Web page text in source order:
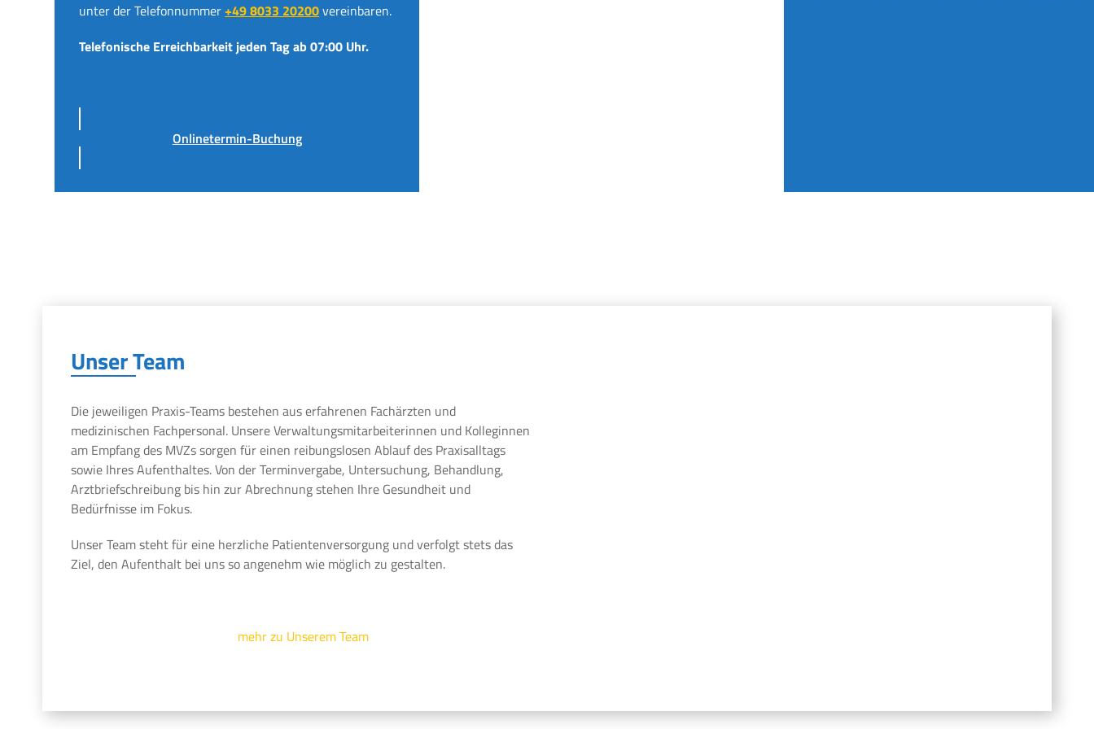
unter der Telefonnummer+49 8033 20200vereinbaren.
Telefonische Erreichbarkeit jeden Tag ab 07:00 Uhr.
Onlinetermin-Buchung
Unser Team
Die jeweiligen Praxis-Teams bestehen aus erfahrenen Fachärzten und
medizinischen Fachpersonal. Unsere Verwaltungsmitarbeiterinnen und Kolleginnen
am Empfang des MVZs sorgen für einen reibungslosen Ablauf des Praxisalltags
sowie Ihres Aufenthaltes. Von der Terminvergabe, Untersuchung, Behandlung,
Arztbriefschreibung bis hin zur Abrechnung stehen Ihre Gesundheit und
Bedürfnisse im Fokus.
Unser Team steht für eine herzliche Patientenversorgung und verfolgt stets das
Ziel, den Aufenthalt bei uns so angenehm wie möglich zu gestalten.
mehr zu Unserem Team